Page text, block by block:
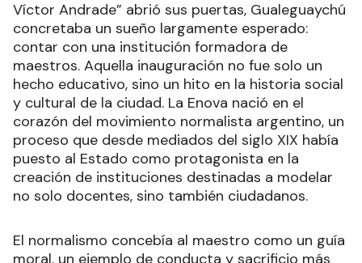
Víctor Andrade” abrió sus puertas, Gualeguaychú
concretaba un sueño largamente esperado:
contar con una institución formadora de
maestros. Aquella inauguración no fue solo un
hecho educativo, sino un hito en la historia social
y cultural de la ciudad. La Enova nació en el
corazón del movimiento normalista argentino, un
proceso que desde mediados del siglo XIX había
puesto al Estado como protagonista en la
creación de instituciones destinadas a modelar
no solo docentes, sino también ciudadanos.
El normalismo concebía al maestro como un guía
moral, un ejemplo de conducta y sacrificio más